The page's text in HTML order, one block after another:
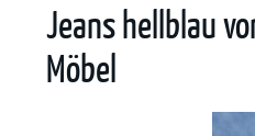
Jeans hellblau
Möbel